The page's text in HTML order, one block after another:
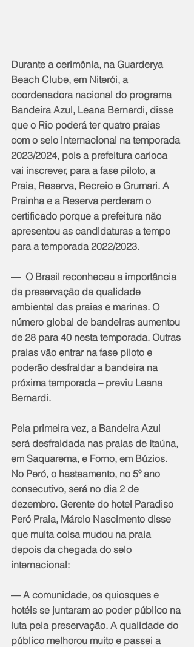
Durante a cerimônia, na Guarderya
Beach Clube, em Niterói, a
coordenadora nacional do programa
Bandeira Azul, Leana Bernardi, disse
que o Rio poderá ter quatro praias
com o selo internacional na temporada
2023/2024, pois a prefeitura carioca
vai inscrever, para a fase piloto, a
Praia, Reserva, Recreio e Grumari. A
Prainha e a Reserva perderam o
certificado porque a prefeitura não
apresentou as candidaturas a tempo
para a temporada 2022/2023.
—  O Brasil reconheceu a importância
da preservação da qualidade
ambiental das praias e marinas. O
número global de bandeiras aumentou
de 28 para 40 nesta temporada. Outras
praias vão entrar na fase piloto e
poderão desfraldar a bandeira na
próxima temporada – previu Leana
Bernardi.
Pela primeira vez, a Bandeira Azul
será desfraldada nas praias de Itaúna,
em Saquarema, e Forno, em Búzios.
No Peró, o hasteamento, no 5º ano
consecutivo, será no dia 2 de
dezembro. Gerente do hotel Paradiso
Peró Praia, Márcio Nascimento disse
que muita coisa mudou na praia
depois da chegada do selo
internacional:
— A comunidade, os quiosques e
hotéis se juntaram ao poder público na
luta pela preservação. A qualidade do
público melhorou muito e passei a